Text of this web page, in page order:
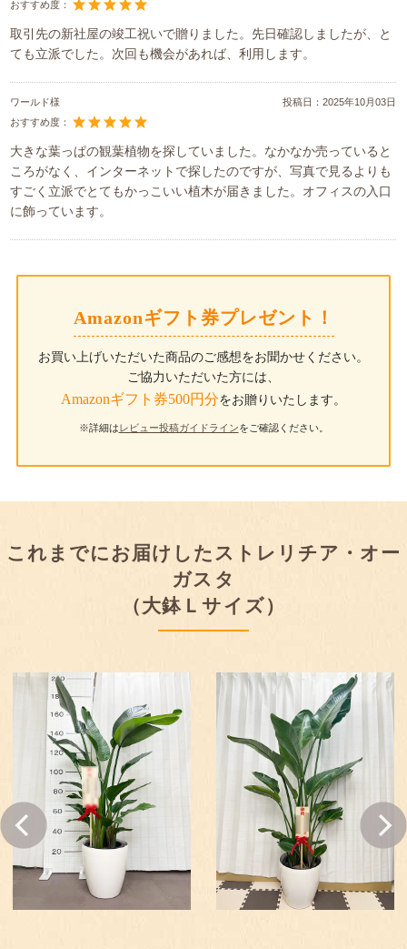
おすすめ度：
取引先の新社屋の竣工祝いで贈りました。先日確認しましたが、と
ても立派でした。次回も機会があれば、利用します。
ワールド様 投稿日：2025年10月03日
おすすめ度：
大きな葉っぱの観葉植物を探していました。なかなか売っていると
ころがなく、インターネットで探したのですが、写真で見るよりも
すごく立派でとてもかっこいい植木が届きました。オフィスの入口
に飾っています。
Amazonギフト券プレゼント！
お買い上げいただいた商品のご感想をお聞かせください。
ご協力いただいた方には、
Amazonギフト券500円分をお贈りいたします。
※詳細はレビュー投稿ガイドラインをご確認ください。
これまでにお届けしたストレリチア・オー
ガスタ
（大鉢Ｌサイズ）